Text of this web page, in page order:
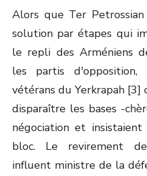
Alors que Ter
solution par étapes qui
le repli des Arméniens
les partis
vétérans du Yerkrapah [3]
disparaître les bases -
négociation et
bloc. Le revirement de
influent ministre de la